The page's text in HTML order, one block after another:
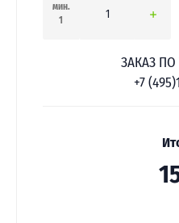
мин.
1
ЗАКАЗ
+7